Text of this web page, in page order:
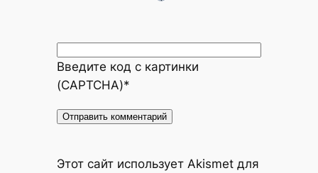
Введите код с картинки
(CAPTCHA)*
Этот сайт использует Akismet для